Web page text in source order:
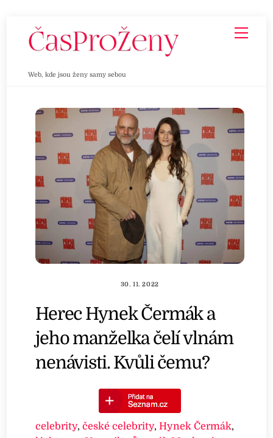
Web, kde jsou ženy samy sebou
30. 11. 2022
Herec Hynek Čermák a
jeho manželka čelí vlnám
nenávisti. Kvůli čemu?
celebrity,české celebrity,Hynek Čermák,